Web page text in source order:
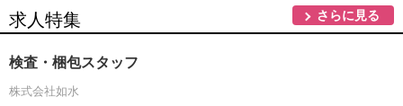
求人特集 さらに見る
検査・梱包スタッフ
株式会社如水